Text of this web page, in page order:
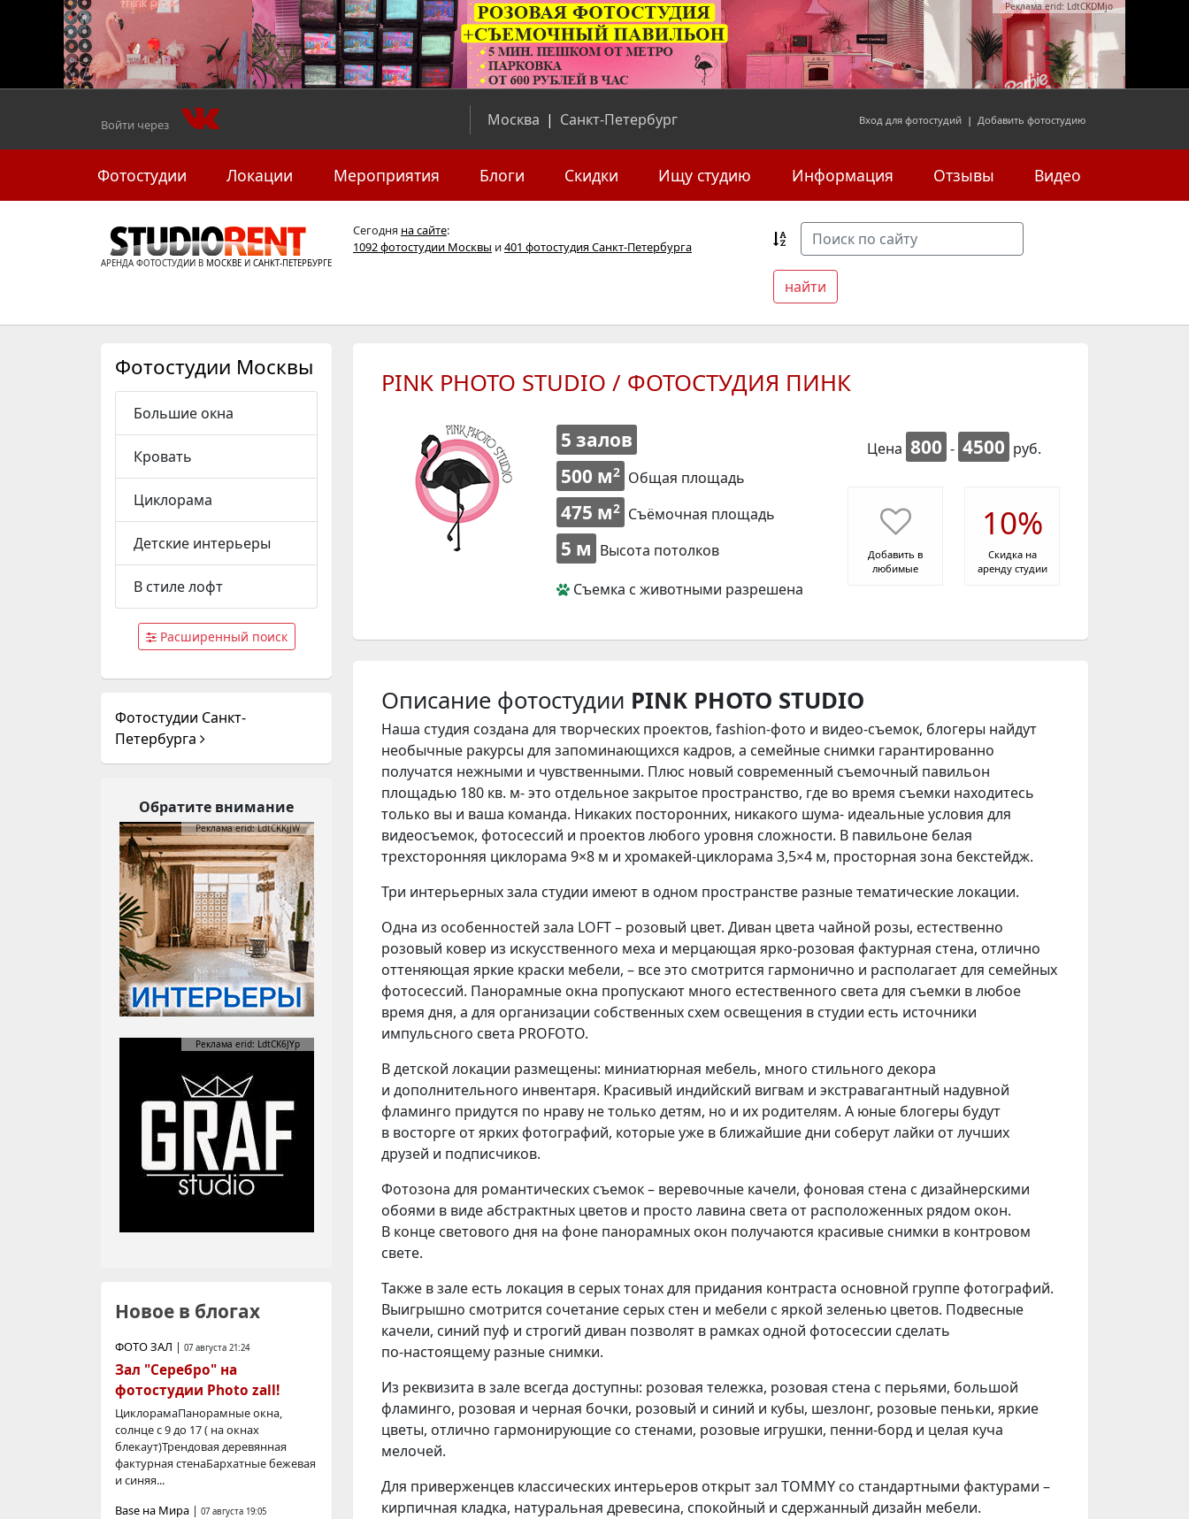
Реклама erid: LdtCKDMjo
Войти через Москва | Санкт-Петербург Вход для фотостудий | Добавить фотостудию
Фотостудии Локации Мероприятия Блоги Скидки Ищу студию Информация Отзывы Видео
АРЕНДА ФОТОСТУДИИ В МОСКВЕ И САНКТ-ПЕТЕРБУРГЕ
Сегодня на сайте:
1092 фотостудии Москвы и401 фотостудия Санкт-Петербурга
PINK PHOTO STUDIO / ФОТОСТУДИЯ ПИНК
5 залов
500 м2 Общая площадь
475 м2 Съёмочная площадь
5 м Высота потолков
Съемка с животными разрешена
Цена 800 - 4500 руб.
Добавить в
любимые
10%
Скидка на
аренду студии
Описание фотостудии PINK PHOTO STUDIO
Наша студия создана для творческих проектов, fashion-фото и видео-съемок, блогеры найдут
необычные ракурсы для запоминающихся кадров, а семейные снимки гарантированно
получатся нежными и чувственными. Плюс новый современный съемочный павильон
площадью 180 кв. м- это отдельное закрытое пространство, где во время съемки находитесь
только вы и ваша команда. Никаких посторонних, никакого шума- идеальные условия для
видеосъемок, фотосессий и проектов любого уровня сложности. В павильоне белая
трехсторонняя циклорама 9×8 м и хромакей-циклорама 3,5×4 м, просторная зона бекстейдж.
Три интерьерных зала студии имеют в одном пространстве разные тематические локации.
Одна из особенностей зала LOFT – розовый цвет. Диван цвета чайной розы, естественно
розовый ковер из искусственного меха и мерцающая ярко-розовая фактурная стена, отлично
оттеняющая яркие краски мебели, – все это смотрится гармонично и располагает для семейных
фотосессий. Панорамные окна пропускают много естественного света для съемки в любое
время дня, а для организации собственных схем освещения в студии есть источники
импульсного света PROFOTO.
В детской локации размещены: миниатюрная мебель, много стильного декора
и дополнительного инвентаря. Красивый индийский вигвам и экстравагантный надувной
фламинго придутся по нраву не только детям, но и их родителям. А юные блогеры будут
в восторге от ярких фотографий, которые уже в ближайшие дни соберут лайки от лучших
друзей и подписчиков.
Фотозона для романтических съемок – веревочные качели, фоновая стена с дизайнерскими
обоями в виде абстрактных цветов и просто лавина света от расположенных рядом окон.
В конце светового дня на фоне панорамных окон получаются красивые снимки в контровом
свете.
Также в зале есть локация в серых тонах для придания контраста основной группе фотографий.
Выигрышно смотрится сочетание серых стен и мебели с яркой зеленью цветов. Подвесные
качели, синий пуф и строгий диван позволят в рамках одной фотосессии сделать
по-настоящему разные снимки.
Из реквизита в зале всегда доступны: розовая тележка, розовая стена с перьями, большой
фламинго, розовая и черная бочки, розовый и синий и кубы, шезлонг, розовые пеньки, яркие
цветы, отлично гармонирующие со стенами, розовые игрушки, пенни-борд и целая куча
мелочей.
Для приверженцев классических интерьеров открыт зал TOMMY со стандартными фактурами –
кирпичная кладка, натуральная древесина, спокойный и сдержанный дизайн мебели.
Фотостудии Москвы
Большие окна
Кровать
Циклорама
Детские интерьеры
В стиле лофт
Расширенный поиск
Фотостудии Санкт-
Петербурга
Обратите внимание
Реклама erid: LdtCKKjJW
Реклама erid: LdtCK6JYp
Новое в блогах
ФОТО ЗАЛ | 07 августа 21:24
Зал "Серебро" на
фотостудии Photo zall!
ЦиклорамаПанорамные окна,
солнце с 9 до 17 ( на окнах
блекаут)Трендовая деревянная
фактурная стенаБархатные бежевая
и синяя...
Base на Мира | 07 августа 19:05